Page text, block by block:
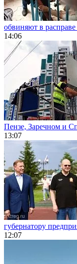
обвиняют в
14:06
Пензе, Заречном и
13:07
губернатору
12:07